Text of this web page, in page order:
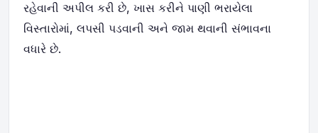
રહેવાની અપીલ કરી છે, ખાસ કરીને પાણી ભરાયેલા
વિસ્તારોમાં, લપસી પડવાની અને જામ થવાની સંભાવના
વધારે છે.